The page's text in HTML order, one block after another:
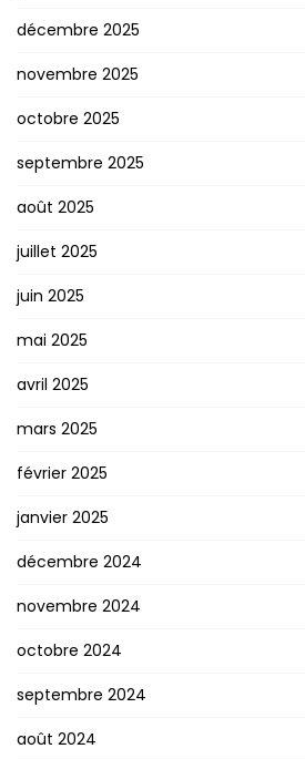
décembre 2025
novembre 2025
octobre 2025
septembre 2025
août 2025
juillet 2025
juin 2025
mai 2025
avril 2025
mars 2025
février 2025
janvier 2025
décembre 2024
novembre 2024
octobre 2024
septembre 2024
août 2024